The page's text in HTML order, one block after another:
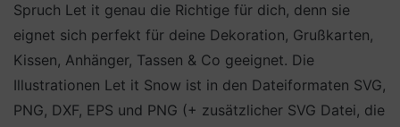
Spruch Let it genau die Richtige für dich, denn sie
eignet sich perfekt für deine Dekoration, Grußkarten,
Kissen, Anhänger, Tassen & Co geeignet. Die
Illustrationen Let it Snow ist in den Dateiformaten SVG,
PNG, DXF, EPS und PNG (+ zusätzlicher SVG Datei, die